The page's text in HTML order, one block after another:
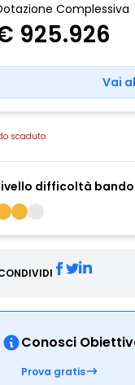
Complessiva
925.926
Vai
scaduto
difficoltà bando
Conosci
Prova gratis